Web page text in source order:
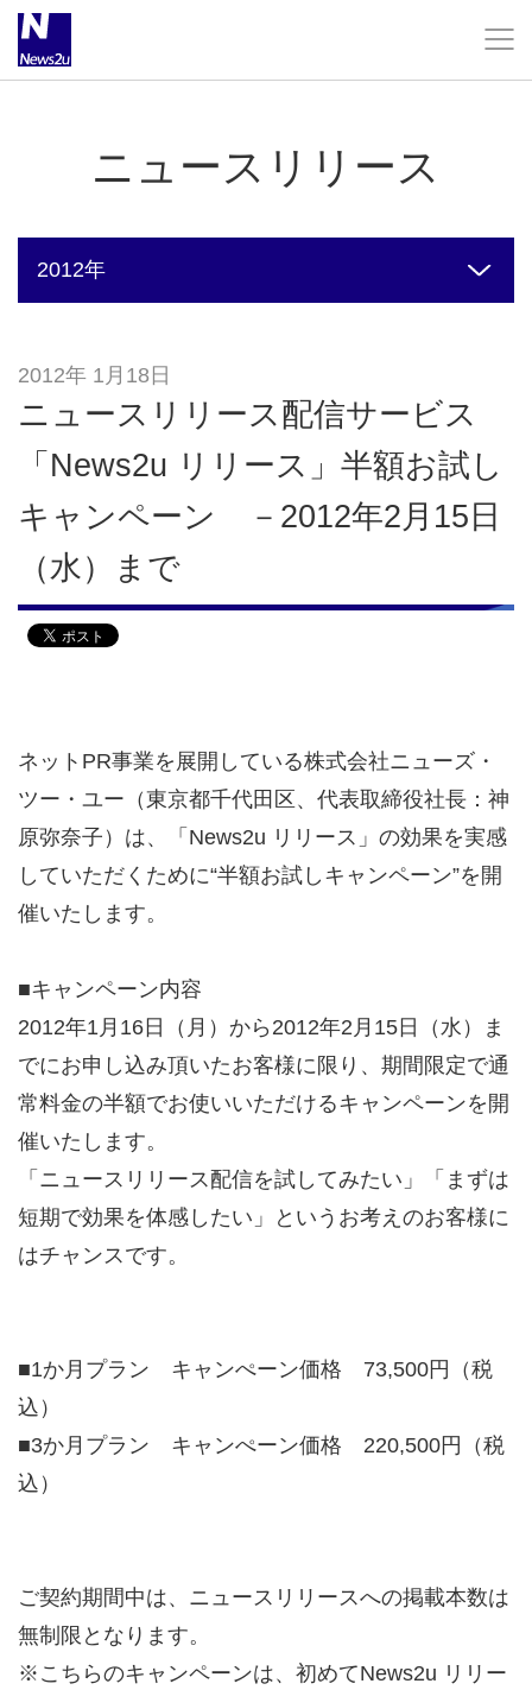
企業情報
企業理念
会社概要
ニュースリリース
ニュースリリース
2012年
2019年
2018年
2017年
2016年
2013年
2012年
2010年
2009年
2008年
2007年
2004年
2003年
2001年
2012年 1月18日
ニュースリリース配信サービス
「News2u リリース」半額お試し
キャンペーン －2012年2月15日
（水）まで
ネットPR事業を展開している株式会社ニューズ・
ツー・ユー（東京都千代田区、代表取締役社長：神
原弥奈子）は、「News2u リリース」の効果を実感
していただくために“半額お試しキャンペーン”を開
催いたします。
■キャンペーン内容
2012年1月16日（月）から2012年2月15日（水）ま
でにお申し込み頂いたお客様に限り、期間限定で通
常料金の半額でお使いいただけるキャンペーンを開
催いたします。
「ニュースリリース配信を試してみたい」「まずは
短期で効果を体感したい」というお考えのお客様に
はチャンスです。
■1か月プラン キャンぺーン価格 73,500円（税
込）
■3か月プラン キャンぺーン価格 220,500円（税
込）
ご契約期間中は、ニュースリリースへの掲載本数は
無制限となります。
※こちらのキャンペーンは、初めてNews2u リリー